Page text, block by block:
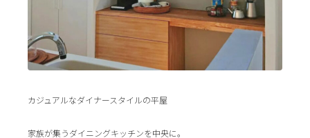
カジュアルなダイナースタイルの平屋
家族が集うダイニングキッチンを中央に。